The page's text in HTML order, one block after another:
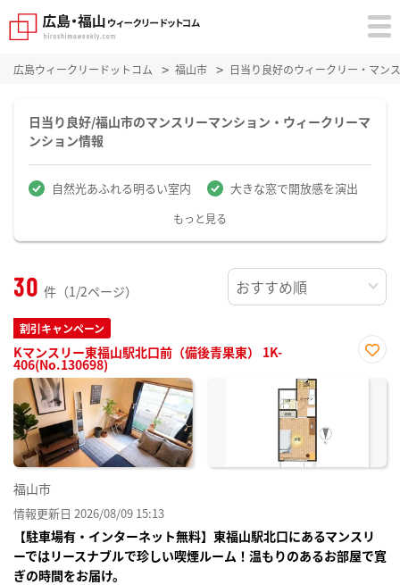
広島ウィークリードットコム 福山市 日当り良好のウィークリー・マン
日当り良好/福山市のマンスリーマンション・ウィークリーマ
ンション情報
自然光あふれる明るい室内 大きな窓で開放感を演出
もっと見る
30 件（1/2ページ）
割引キャンペーン
Kマンスリー東福山駅北口前（備後青果東） 1K-
406(No.130698)
に入
福山市
情報更新日 2026/08/09 15:13
【駐車場有・インターネット無料】東福山駅北口にあるマンスリ
ーではリースナブルで珍しい喫煙ルーム！温もりのあるお部屋で寛
ぎの時間をお届け。